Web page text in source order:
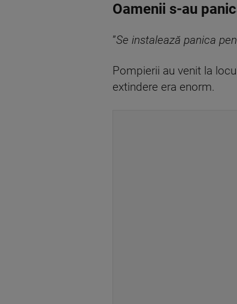
Oamenii s-au
”Se instalează panica
Pompierii au venit la
extindere era enorm.